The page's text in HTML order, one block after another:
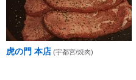
虎の門 本店 (宇都宮/焼肉)